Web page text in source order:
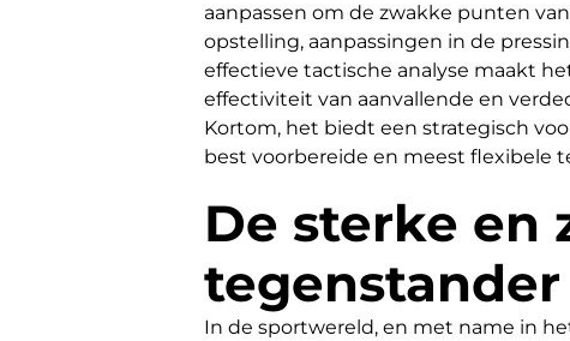
aanpassen om de zwakke punten
opstelling, aanpassingen in de
effectieve tactische analyse maakt
effectiviteit van aanvallende en
Kortom, het biedt een strategisch
best voorbereide en meest flexibele
De sterke en
In de sportwereld, en met name in